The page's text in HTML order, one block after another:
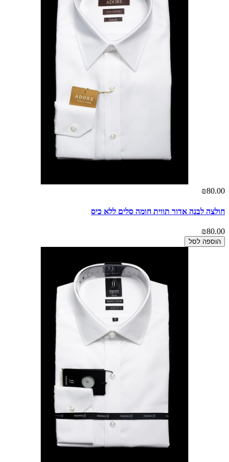
₪80.00
חולצה לבנה אדור תווית חומה סלים ללא כיס
₪80.00
הוספה לסל